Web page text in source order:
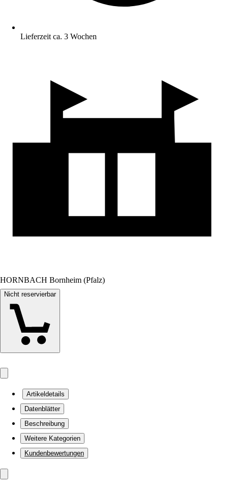
Lieferzeit ca. 3 Wochen
HORNBACH Bornheim (Pfalz)
Nicht reservierbar
Artikeldetails
Datenblätter
Beschreibung
Weitere Kategorien
Kundenbewertungen